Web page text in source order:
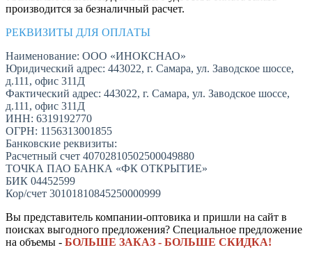
производится за безналичный расчет.
РЕКВИЗИТЫ ДЛЯ ОПЛАТЫ
Наименование: ООО «ИНОКСНАО»
Юридический адрес: 443022, г. Самара, ул. Заводское шоссе,
д.111, офис 311Д
Фактический адрес: 443022, г. Самара, ул. Заводское шоссе,
д.111, офис 311Д
ИНН: 6319192770
ОГРН: 1156313001855
Банковские реквизиты:
Расчетный счет 40702810502500049880
ТОЧКА ПАО БАНКА «ФК ОТКРЫТИЕ»
БИК 04452599
Кор/счет 30101810845250000999
Вы представитель компании-оптовика и пришли на сайт в
поисках выгодного предложения? Специальное предложение
на объемы - БОЛЬШЕ ЗАКАЗ - БОЛЬШЕ СКИДКА!